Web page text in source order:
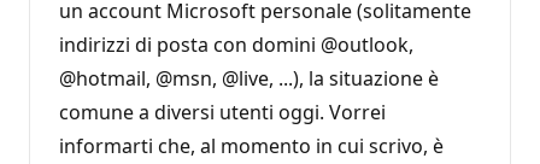
t
z
i
o
e
un account Microsoft personale (solitamente
indirizzi di posta con domini @outlook,
@hotmail, @msn, @live, ...), la situazione è
comune a diversi utenti oggi. Vorrei
informarti che, al momento in cui scrivo, è